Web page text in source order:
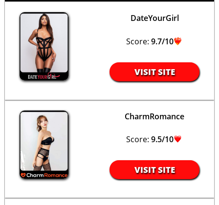
DateYourGirl
Score: 9.7/10
VISIT SITE
CharmRomance
Score: 9.5/10
VISIT SITE